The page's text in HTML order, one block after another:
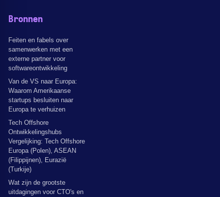
Bronnen
Feiten en fabels over
samenwerken met een
externe partner voor
softwareontwikkeling
Van de VS naar Europa:
Waarom Amerikaanse
startups besluiten naar
Europa te verhuizen
Tech Offshore
Ontwikkelingshubs
Vergelijking: Tech Offshore
Europa (Polen), ASEAN
(Filippijnen), Eurazië
(Turkije)
Wat zijn de grootste
uitdagingen voor CTO's en